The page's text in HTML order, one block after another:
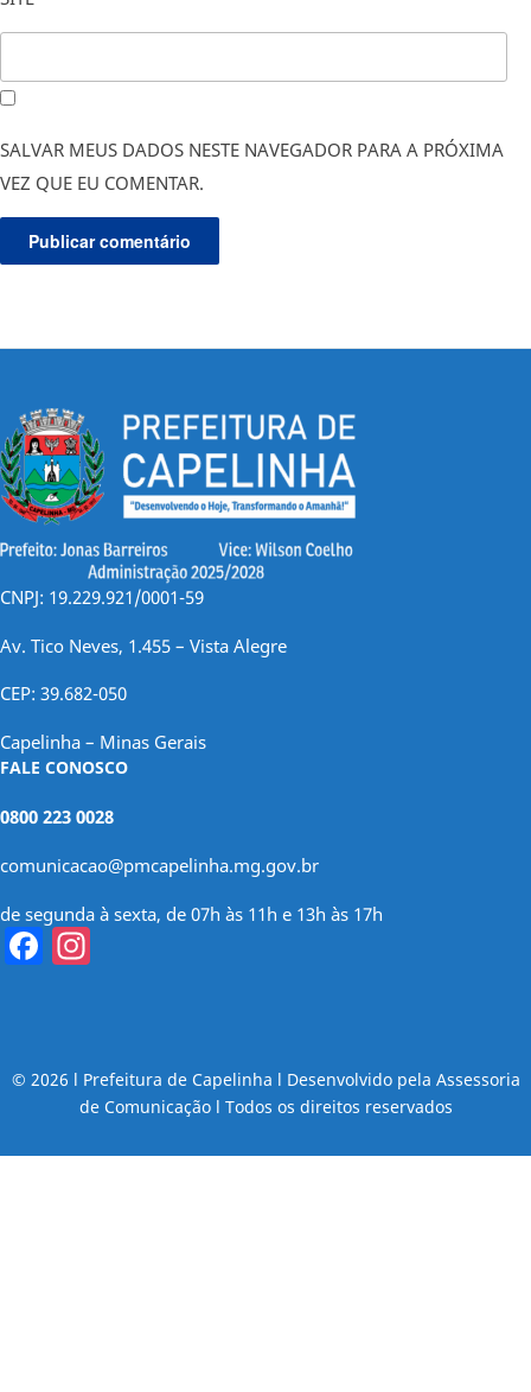
SALVAR MEUS DADOS NESTE NAVEGADOR PARA A PRÓXIMA
VEZ QUE EU COMENTAR.
CNPJ: 19.229.921/0001-59
Av. Tico Neves, 1.455 – Vista Alegre
CEP: 39.682-050
Capelinha – Minas Gerais
FALE CONOSCO
0800 223 0028
comunicacao@pmcapelinha.mg.gov.br
de segunda à sexta, de 07h às 11h e 13h às 17h
Facebook
© 2026 l Prefeitura de Capelinha l Desenvolvido pela Assessoria
de Comunicação l Todos os direitos reservados